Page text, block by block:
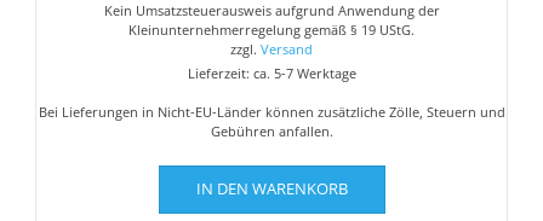
Kein Umsatzsteuerausweis aufgrund Anwendung der
Kleinunternehmerregelung gemäß § 19 UStG.
zzgl. Versand
Lieferzeit: ca. 5-7 Werktage
Bei Lieferungen in Nicht-EU-Länder können zusätzliche Zölle, Steuern und
Gebühren anfallen.
IN DEN WARENKORB